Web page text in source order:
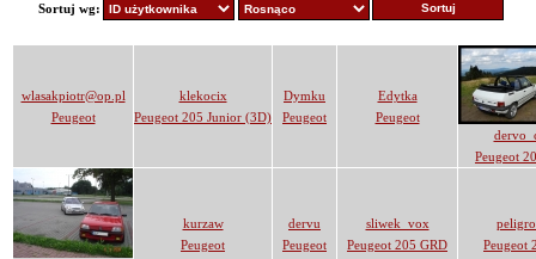
Sortuj wg:
wlasakpiotr@op.pl
Peugeot
klekocix
Peugeot 205 Junior (3D)
Dymku
Peugeot
Edytka
Peugeot
Peugeot
kurzaw
Peugeot
dervu
Peugeot
sliwek_vox
Peugeot 205 GRD
Peugeot